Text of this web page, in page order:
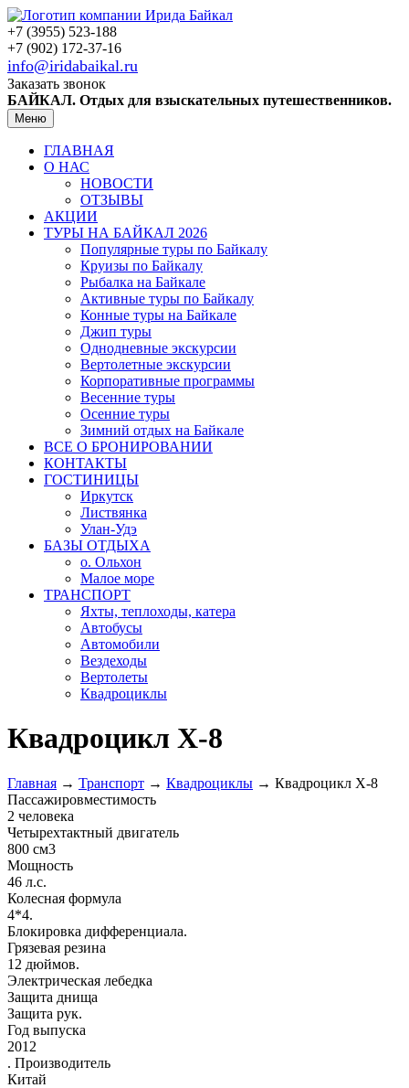
+7 (3955) 523-188
+7 (902) 172-37-16
info@iridabaikal.ru
Заказать звонок
БАЙКАЛ. Отдых для взыскательных путешественников.
Меню
ГЛАВНАЯ
О НАС
НОВОСТИ
ОТЗЫВЫ
АКЦИИ
ТУРЫ НА БАЙКАЛ 2026
Популярные туры по Байкалу
Круизы по Байкалу
Рыбалка на Байкале
Активные туры по Байкалу
Конные туры на Байкале
Джип туры
Однодневные экскурсии
Вертолетные экскурсии
Корпоративные программы
Весенние туры
Осенние туры
Зимний отдых на Байкале
ВСЕ О БРОНИРОВАНИИ
КОНТАКТЫ
ГОСТИНИЦЫ
Иркутск
Листвянка
Улан-Удэ
БАЗЫ ОТДЫХА
о. Ольхон
Малое море
ТРАНСПОРТ
Яхты, теплоходы, катера
Автобусы
Автомобили
Вездеходы
Вертолеты
Квадроциклы
Квадроцикл Х-8
Главная → Транспорт → Квадроциклы → Квадроцикл Х-8
Пассажировместимость
2 человека
Четырехтактный двигатель
800 см3
Мощность
46 л.с.
Колесная формула
4*4.
Блокировка дифференциала.
Грязевая резина
12 дюймов.
Электрическая лебедка
Защита днища
Защита рук.
Год выпуска
2012
. Производитель
Китай